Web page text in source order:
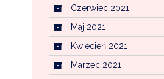
Czerwiec 2021
Maj 2021
Kwiecień 2021
Marzec 2021